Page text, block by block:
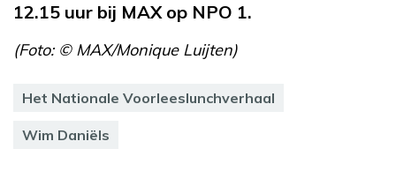
12.15 uur bij MAX op NPO 1.
(Foto: © MAX/Monique Luijten)
Het Nationale Voorleeslunchverhaal
Wim Daniëls